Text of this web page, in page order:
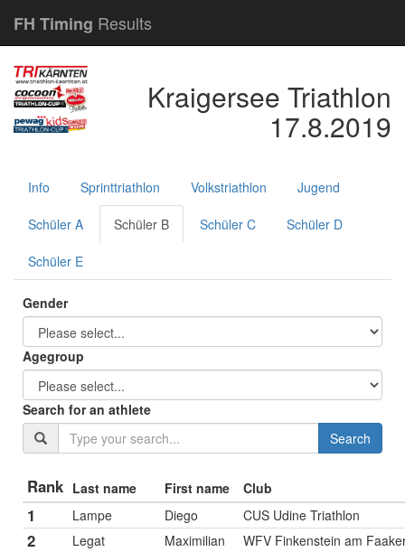
FH Timing Results
Kraigersee Triathlon
17.8.2019
Info Sprinttriathlon Volkstriathlon Jugend
Schüler A Schüler B Schüler C Schüler D
Schüler E
Gender
Agegroup
Search for an athlete
Search
Rank Last name First name Club
1 Lampe Diego CUS Udine Triathlon
2 Legat Maximilian WFV Finkenstein am